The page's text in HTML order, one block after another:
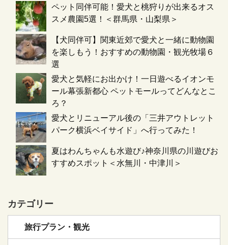
ペット同伴可能！愛犬と桃狩りが出来るオス
スメ農園5選！＜群馬県・山梨県＞
【犬同伴可】関東近郊で愛犬と一緒に動物園
を楽しもう！おすすめの動物園・観光牧場６
選
愛犬と気軽にお出かけ！一日遊べるイオンモ
ール幕張新都心 ペットモールってどんなとこ
ろ？
愛犬とリニューアル後の「三井アウトレット
パーク横浜ベイサイド」へ行ってみた！
夏はわんちゃんも水遊び♪神奈川県の川遊びお
すすめスポット＜水無川・中津川＞
カテゴリー
旅行プラン・観光